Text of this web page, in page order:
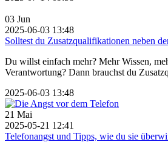
03 Jun
2025-06-03 13:48
Solltest du Zusatzqualifikationen neben
Du willst einfach mehr? Mehr Wissen,
Verantwortung? Dann brauchst du
2025-06-03 13:48
21 Mai
2025-05-21 12:41
Telefonangst und Tipps, wie du sie